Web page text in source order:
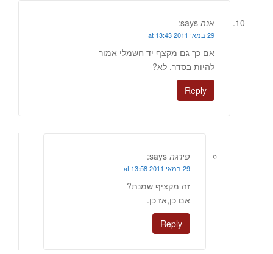
אנה says:
29 במאי 2011 at 13:43
אם כך גם מקצף יד חשמלי אמור
להיות בסדר. לא?
Reply
פירגה says:
29 במאי 2011 at 13:58
זה מקציף שמנת?
אם כן,אז כן.
Reply